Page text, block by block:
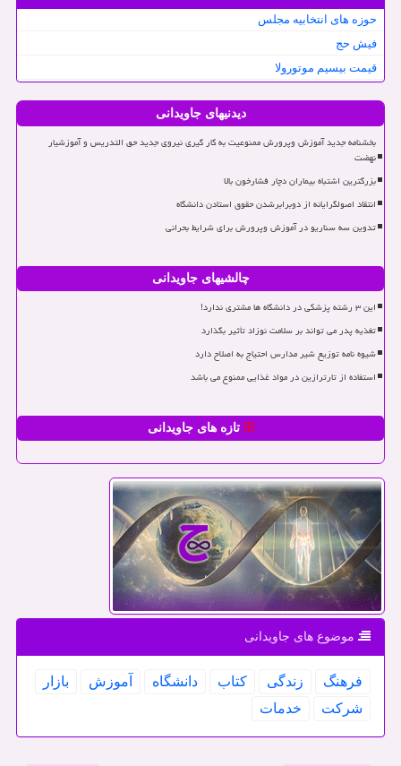
حوزه های انتخابیه مجلس
فیش حج
قیمت بیسیم موتورولا
دیدنیهای جاویدانی
بخشنامه جدید آموزش وپرورش ممنوعیت به کار گیری نیروی جدید حق التدریس و آموزشیار
نهضت
بزرگترین اشتباه بیماران دچار فشارخون بالا
انتقاد اصولگرایانه از دوبرابرشدن حقوق استادن دانشگاه
تدوین سه سناریو در آموزش وپرورش برای شرایط بحرانی
چالشیهای جاویدانی
این ۳ رشته پزشکی در دانشگاه ها مشتری ندارد!
تغذیه پدر می تواند بر سلامت نوزاد تأثیر بگذارد
شیوه نامه توزیع شیر مدارس احتیاج به اصلاح دارد
استفاده از تارترازین در مواد غذایی ممنوع می باشد
تازه های جاویدانی
موضوع های جاویدانی
فرهنگ زندگی كتاب دانشگاه آموزش
بازار
شركت
خدمات